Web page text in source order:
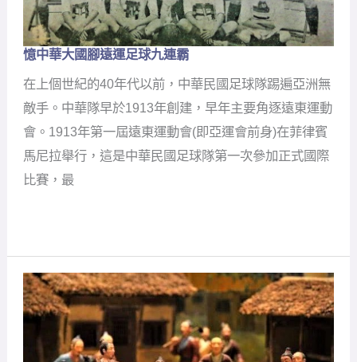
憶中華大國腳遠運足球九連霸
在上個世紀的40年代以前，中華民國足球隊踢遍亞洲無
敵手。中華隊早於1913年創建，早年主要角逐遠東運動
會。1913年第一屆遠東運動會(即亞運會前身)在菲律賓
馬尼拉舉行，這是中華民國足球隊第一次參加正式國際
比賽，最
憶
華
大
國
腳
遠
運
足